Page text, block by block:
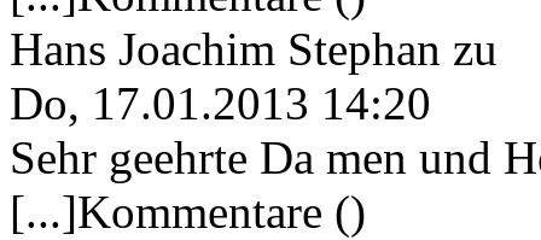
Hans Joachim Stephan zu
Do, 17.01.2013 14:20
Sehr geehrte Da men und
[...]Kommentare ()